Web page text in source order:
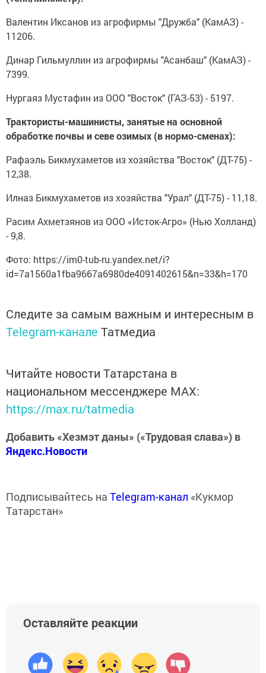
Валентин Иксанов из агрофирмы "Дружба" (КамАЗ) -
11206.
Динар Гильмуллин из агрофирмы "Асанбаш" (КамАЗ) -
7399.
Нургаяз Мустафин из ООО "Восток" (ГАЗ-53) - 5197.
Трактористы-машинисты, занятые на основной
обработке почвы и севе озимых (в нормо-сменах):
Рафаэль Бикмухаметов из хозяйства "Восток" (ДТ-75) -
12,38.
Илназ Бикмухаметов из хозяйства "Урал" (ДТ-75) - 11,18.
Расим Ахметзянов из ООО «Исток-Агро» (Нью Холланд)
- 9,8.
Фото: https://im0-tub-ru.yandex.net/i?
id=7a1560a1fba9667a6980de4091402615&n=33&h=170
Следите за самым важным и интересным в
Telegram-канале Татмедиа
Читайте новости Татарстана в
национальном мессенджере MАХ:
https://max.ru/tatmedia
Добавить «Хезмэт даны» («Трудовая слава») в
Яндекс.Новости
Подписывайтесь на Telegram-канал «Кукмор
Татарстан»
Оставляйте реакции